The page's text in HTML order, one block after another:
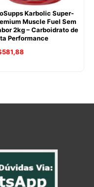
Karbolic Super-
Muscle Fuel Sem
2kg – Carboidrato de
Performance
581,88